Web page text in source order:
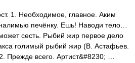
1. Необходимое, главное. Аким
печёнку. Ешь! Наводи тело…
сесть. Рыбий жир первое дело
голимый рыбий жир (В. Астафьев.
Прежде всего. Артист&#8230; …